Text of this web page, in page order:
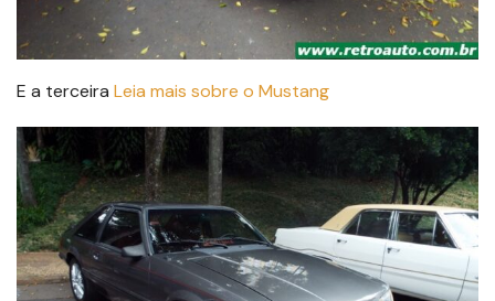
E a terceira Leia mais sobre o Mustang